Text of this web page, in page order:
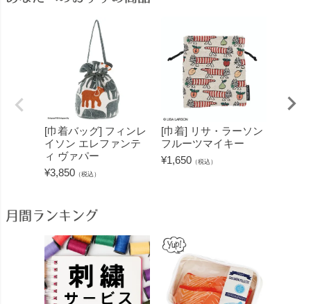
[巾着バッグ] フィンレ
イソン エレファンテ
ィ ヴァパー
¥3,850 （税込）
[巾着] リサ・ラーソン
フルーツマイキー
¥1,650 （税込）
月間ランキング